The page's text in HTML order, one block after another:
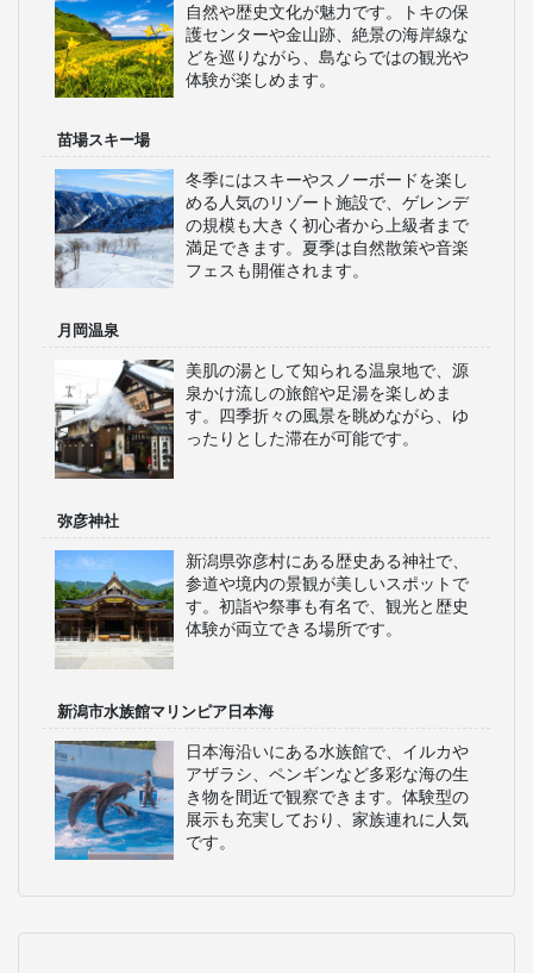
自然や歴史文化が魅力です。トキの保
護センターや金山跡、絶景の海岸線な
どを巡りながら、島ならではの観光や
体験が楽しめます。
苗場スキー場
冬季にはスキーやスノーボードを楽し
める人気のリゾート施設で、ゲレンデ
の規模も大きく初心者から上級者まで
満足できます。夏季は自然散策や音楽
フェスも開催されます。
月岡温泉
美肌の湯として知られる温泉地で、源
泉かけ流しの旅館や足湯を楽しめま
す。四季折々の風景を眺めながら、ゆ
ったりとした滞在が可能です。
弥彦神社
新潟県弥彦村にある歴史ある神社で、
参道や境内の景観が美しいスポットで
す。初詣や祭事も有名で、観光と歴史
体験が両立できる場所です。
新潟市水族館マリンピア日本海
日本海沿いにある水族館で、イルカや
アザラシ、ペンギンなど多彩な海の生
き物を間近で観察できます。体験型の
展示も充実しており、家族連れに人気
です。